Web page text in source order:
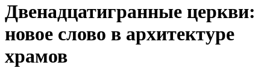
Двенадцатигранные церкви:
новое слово в архитектуре
храмов